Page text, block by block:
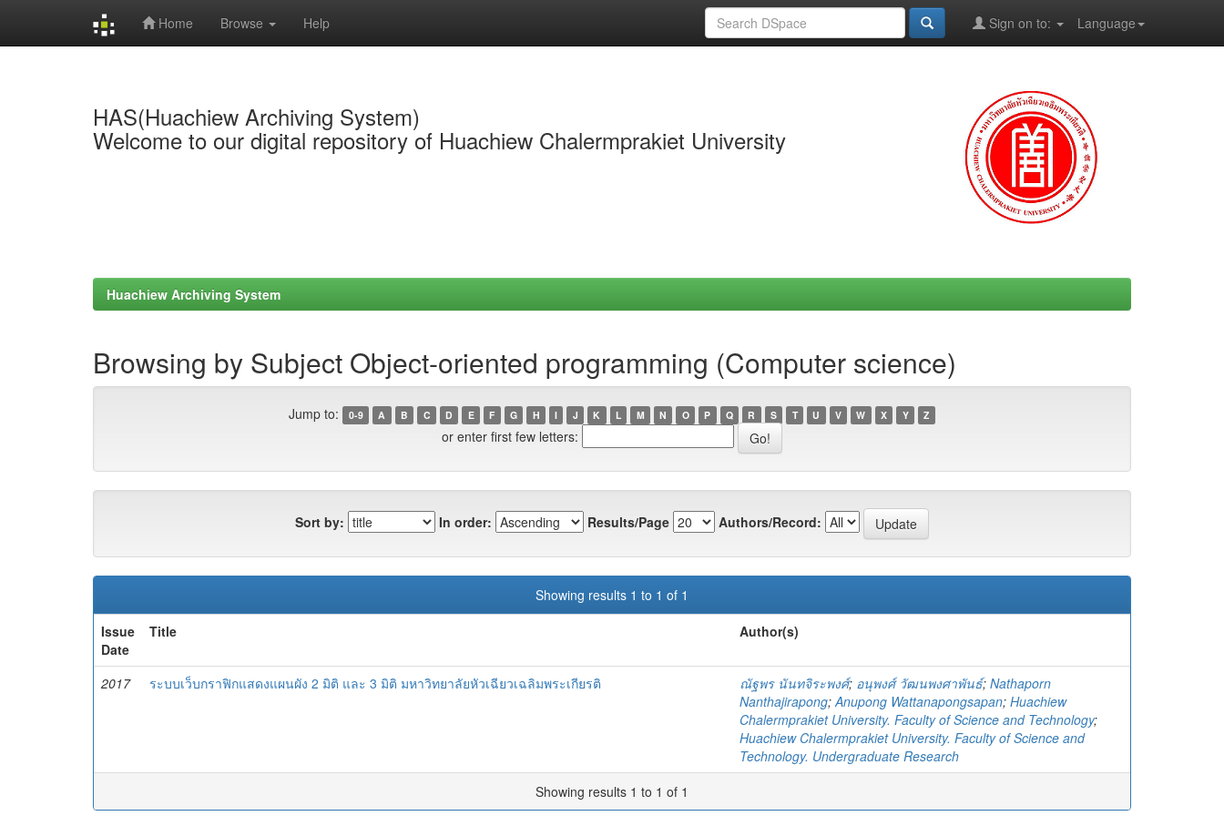
Home Browse Help Language
Sign on to:
HAS(Huachiew Archiving System)
Welcome to our digital repository of Huachiew Chalermprakiet University
Huachiew Archiving System
Browsing by Subject Object-oriented programming (Computer science)
Jump to: 0-9 A B C D E F G H I J K L M N O P Q R S T U V W X Y Z
or enter first few letters:
Sort by: In order: Results/Page Authors/Record:
Showing results 1 to 1 of 1
Issue
Date
Title Author(s)
2017 ระบบเว็บกราฟิกแสดงแผนผัง 2 มิติ และ 3 มิติ มหาวิทยาลัยหัวเฉียวเฉลิมพระเกียรติ ณัฐพร นันทจิระพงศ์; อนุพงศ์ วัฒนพงศาพันธ์; Nathaporn
Nanthajirapong;Anupong Wattanapongsapan; Huachiew
Chalermprakiet University. Faculty of Science and Technology;
Huachiew Chalermprakiet University. Faculty of Science and
Technology. Undergraduate Research
Showing results 1 to 1 of 1